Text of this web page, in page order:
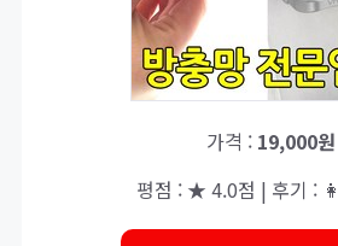
가격 : 19,000원
평점 : ★ 4.0점 | 후기 :